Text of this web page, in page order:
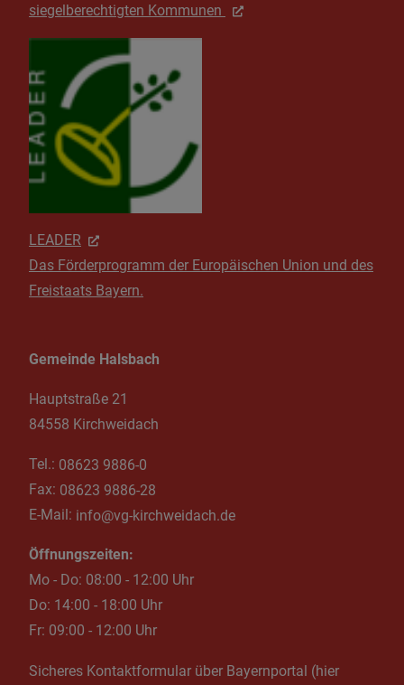
siegelberechtigten Kommunen
LEADER
Das Förderprogramm der Europäischen Union und des
Freistaats Bayern.
Gemeinde Halsbach
Hauptstraße 21
84558 Kirchweidach
Tel.: 08623 9886-0
Fax: 08623 9886-28
E-Mail: info@vg-kirchweidach.de
Öffnungszeiten:
Mo - Do: 08:00 - 12:00 Uhr
Do: 14:00 - 18:00 Uhr
Fr: 09:00 - 12:00 Uhr
Sicheres Kontaktformular über Bayernportal (hier